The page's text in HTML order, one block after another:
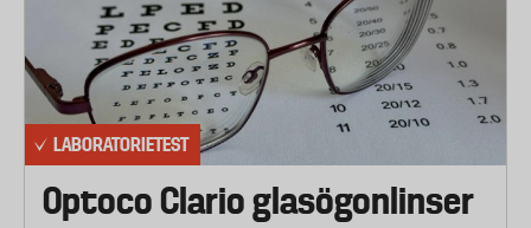
godkänt av Svenska Stöldskyddsföreningen, SSF.
LABORATORIETEST
Optoco Clario glasögonlinser